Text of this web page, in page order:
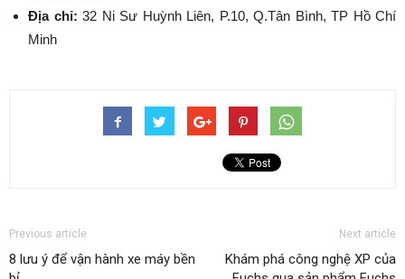
Địa chỉ: 32 Ni Sư Huỳnh Liên, P.10, Q.Tân Bình, TP Hồ Chí
Minh
Previous article
8 lưu ý để vận hành xe máy bền
Next article
Khám phá công nghệ XP của